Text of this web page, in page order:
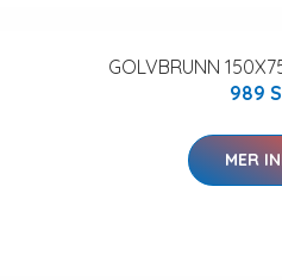
GOLVBRUNN
989
MER